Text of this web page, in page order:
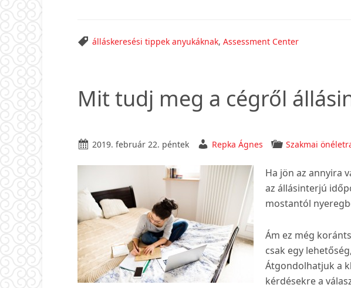
Assessment
készülj
fel,
csináld,
tiéd
legyen
állás!
álláskeresési tippek anyukáknak, Assessment Center
Mit tudj meg a cégről
2019. február 22. péntek Repka Ágnes Szakmai
Ha jön az annyira
az állásinterjú
mostantól
Ám ez még
csak egy
Átgondolhatjuk a
kérdésekre a